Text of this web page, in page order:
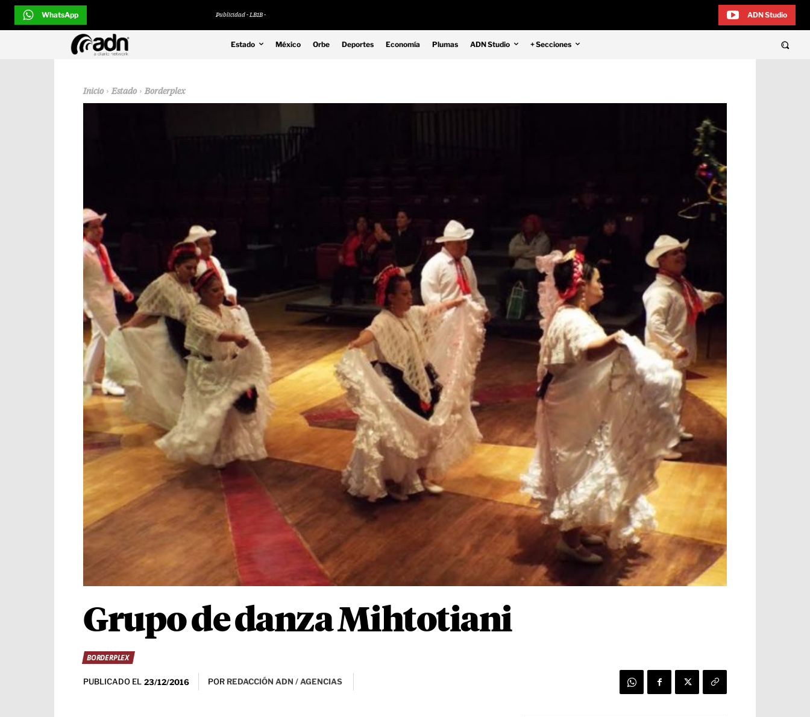
WhatsApp Publicidad - LB1B - ADN Studio
Estado México Orbe Deportes Economía Plumas ADN Studio + Secciones
Inicio Estado Borderplex
Grupo de danza Mihtotiani
BORDERPLEX
PUBLICADO EL 23/12/2016 POR REDACCIÓN ADN / AGENCIAS